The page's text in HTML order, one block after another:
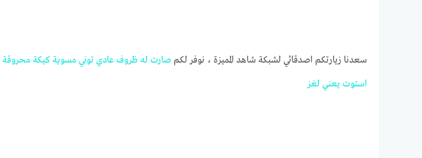
سعدنا زيارتكم اصدقائي لشبكة شاهد المميزة ، نوفر لكم له ظروف عادي توني مسوية كيكة محروقة
استوت يعني لغز